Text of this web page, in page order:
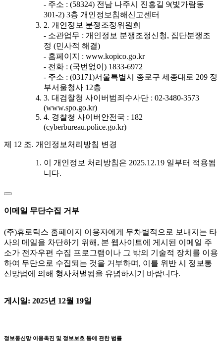
- 주소 : (58324) 전남 나주시 진흥길 9(빛가람동
301-2) 3층 개인정보침해신고센터
2. 개인정보 분쟁조정위원회
- 소관업무 : 개인정보 분쟁조정신청, 집단분쟁조
정 (민사적 해결)
- 홈페이지 : www.kopico.go.kr
- 전화 : (국번없이) 1833-6972
- 주소 : (03171)서울특별시 종로구 세종대로 209 정
부서울청사 12층
3. 대검찰청 사이버범죄수사단 : 02-3480-3573
(www.spo.go.kr)
4. 경찰청 사이버안전국 : 182
(cyberbureau.police.go.kr)
제 12 조. 개인정보처리방침 변경
이 개인정보 처리방침은 2025.12.19 일부터 적용됩
니다.
이메일 무단수집 거부
(주)휴로틱스 홈페이지 이용자에게 무차별적으로 보내지는 타
사의 메일을 차단하기 위해, 본 웹사이트에 게시된 이메일 주
소가 전자우편 수집 프로그램이나 그 밖의 기술적 장치를 이용
하여 무단으로 수집되는 것을 거부하며, 이를 위반 시 정보통
신망법에 의해 형사처벌됨을 유념하시기 바랍니다.
게시일: 2025년 12월 19일
정보통신망 이용촉진 및 정보보호 등에 관한 법률